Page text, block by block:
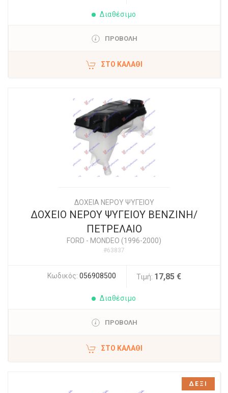
Διαθέσιμο
ΠΡΟΒΟΛΗ
ΣΤΟ ΚΑΛΆΘΙ
ΔΟΧΕΙΑ ΝΕΡΟΥ ΨΥΓΕΙΟΥ
ΔΟΧΕΙΟ ΝΕΡΟΥ ΨΥΓΕΙΟΥ ΒΕΝΖΙΝΗ/
ΠΕΤΡΕΛΑΙΟ
FORD - MONDEO (1996-2000)
#63837
Κωδικός: 056908500 Τιμή: 17,85 €
Διαθέσιμο
ΠΡΟΒΟΛΗ
ΣΤΟ ΚΑΛΆΘΙ
ΔΕΞΙ